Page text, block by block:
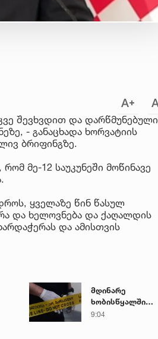
შევხვდით და დარწმუნებული
- განაცხადა ხორვატიის
ბრიფინგზე.
მე-12 საუკუნეში მოწინავე
ყველაზე წინ წასულ
და ხელოვნება და ქაღალდის
და ამისთვის
მდინარე
ხობისწყალში
დედა-შვილი
9:04